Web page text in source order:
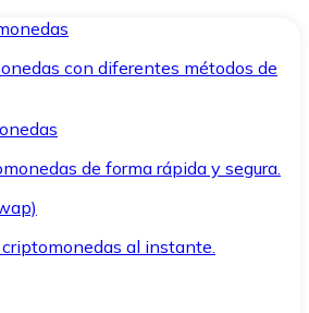
con diferentes métodos de
de forma rápida y segura.
al instante.